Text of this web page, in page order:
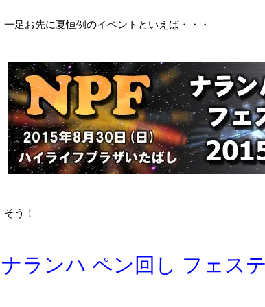
一足お先に夏恒例のイベントといえば・・・
そう！
ナランハ ペン回し フェス